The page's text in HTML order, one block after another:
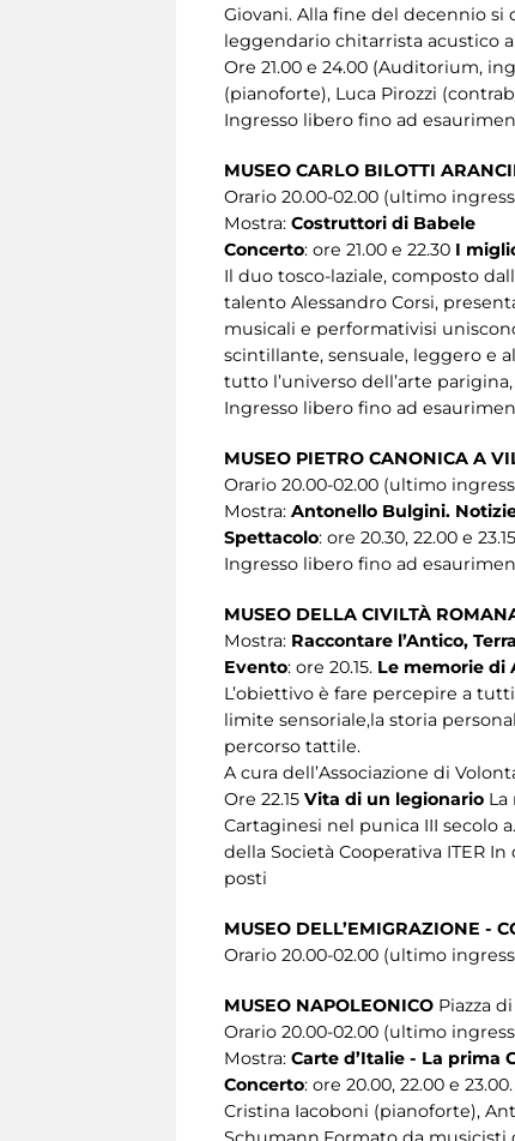
Giovani. Alla fine del decennio
leggendario chitarrista acustico
Ore 21.00 e 24.00 (Auditorium,
(pianoforte), Luca Pirozzi
Ingresso libero fino ad
MUSEO CARLO BILOTTI
Orario 20.00-02.00 (ultimo
Mostra: Costruttori di Babele
Concerto: ore 21.00 e 22.30 I
Il duo tosco-laziale, composto
talento Alessandro Corsi,
musicali e performativisi
scintillante, sensuale, leggero e
tutto l’universo dell’arte
Ingresso libero fino ad
MUSEO PIETRO CANONICA A
Orario 20.00-02.00 (ultimo
Mostra: Antonello Bulgini.
Spettacolo: ore 20.30, 22.00 e
Ingresso libero fino ad
MUSEO DELLA CIVILTÀ
Mostra: Raccontare l’Antico,
Evento: ore 20.15. Le memorie di
L’obiettivo è fare percepire a
limite sensoriale,la storia
percorso tattile.
A cura dell’Associazione di
Ore 22.15 Vita di un legionario
Cartaginesi nel punica III secolo
della Società Cooperativa ITER
posti
MUSEO DELL’EMIGRAZIONE -
Orario 20.00-02.00 (ultimo
MUSEO NAPOLEONICO Piazza
Orario 20.00-02.00 (ultimo
Mostra: Carte d’Italie - La prima
Concerto: ore 20.00, 22.00 e 23.00.
Cristina Iacoboni (pianoforte),